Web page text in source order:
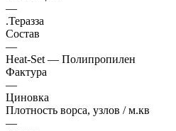
—
.Теразза
Состав
—
Heat-Set — Полипропилен
Фактура
—
Циновка
Плотность ворса, узлов / м.кв
—